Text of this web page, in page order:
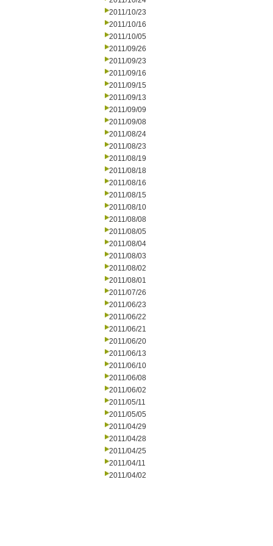
2011/10/23
2011/10/16
2011/10/05
2011/09/26
2011/09/23
2011/09/16
2011/09/15
2011/09/13
2011/09/09
2011/09/08
2011/08/24
2011/08/23
2011/08/19
2011/08/18
2011/08/16
2011/08/15
2011/08/10
2011/08/08
2011/08/05
2011/08/04
2011/08/03
2011/08/02
2011/08/01
2011/07/26
2011/06/23
2011/06/22
2011/06/21
2011/06/20
2011/06/13
2011/06/10
2011/06/08
2011/06/02
2011/05/11
2011/05/05
2011/04/29
2011/04/28
2011/04/25
2011/04/11
2011/04/02